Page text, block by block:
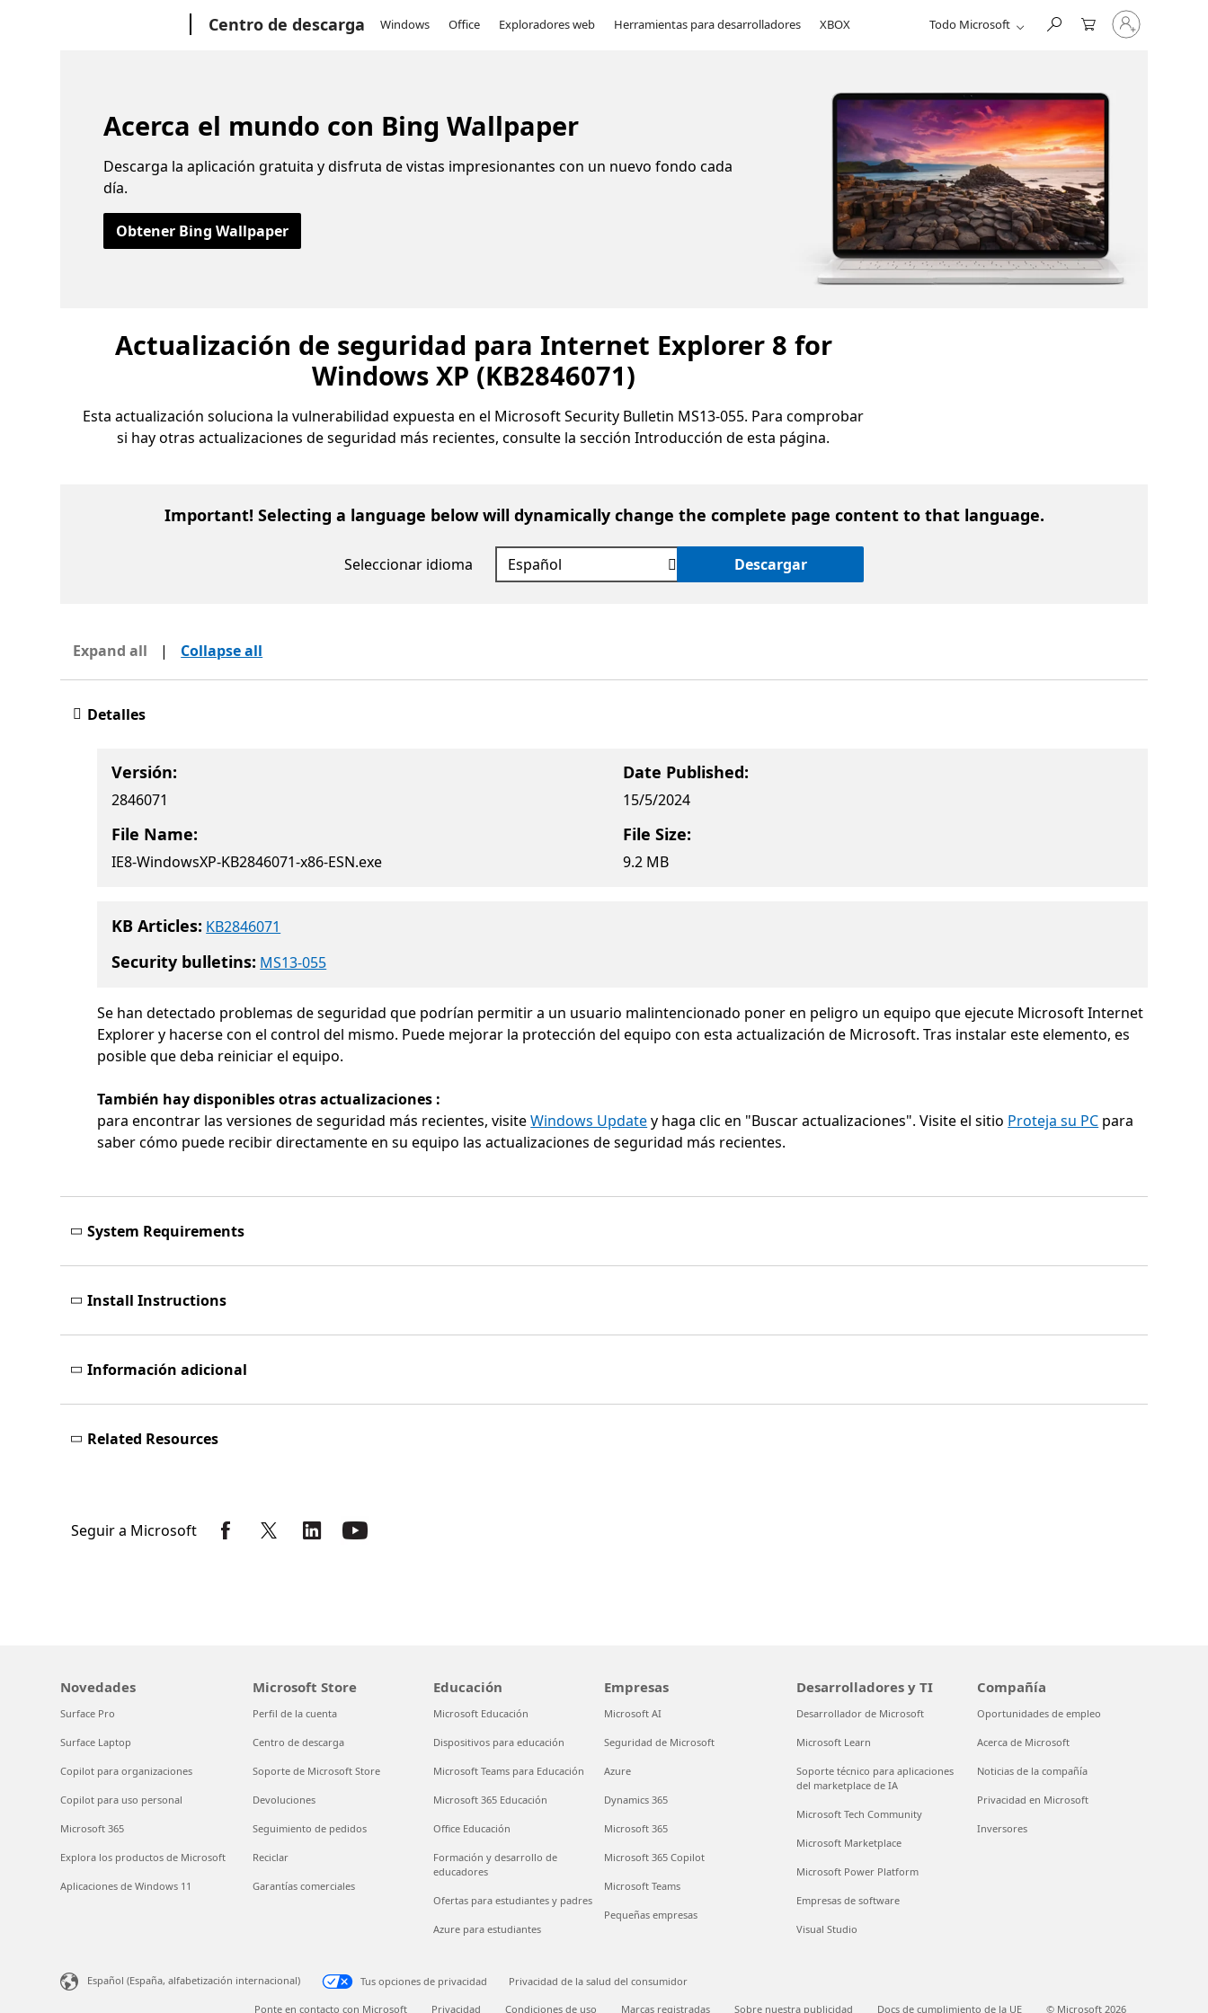
Centro de descarga Windows Office Exploradores web Herramientas para desarrolladores XBOX Todo Microsoft
Iniciar
sesión
Acerca el mundo con Bing Wallpaper
Descarga la aplicación gratuita y disfruta de vistas impresionantes con un nuevo fondo cada
día.
Obtener Bing Wallpaper
Actualización de seguridad para Internet Explorer 8 for
Windows XP (KB2846071)
Esta actualización soluciona la vulnerabilidad expuesta en el Microsoft Security Bulletin MS13-055. Para comprobar
si hay otras actualizaciones de seguridad más recientes, consulte la sección Introducción de esta página.
Important! Selecting a language below will dynamically change the complete page content to that language.
Seleccionar idioma Descargar
Expand all | Collapse all
Detalles
Versión:
2846071
Date Published:
15/5/2024
File Name:
IE8-WindowsXP-KB2846071-x86-ESN.exe
File Size:
9.2 MB
KB Articles: KB2846071
Security bulletins: MS13-055
Se han detectado problemas de seguridad que podrían permitir a un usuario malintencionado poner en peligro un equipo que ejecute Microsoft Internet
Explorer y hacerse con el control del mismo. Puede mejorar la protección del equipo con esta actualización de Microsoft. Tras instalar este elemento, es
posible que deba reiniciar el equipo.
También hay disponibles otras actualizaciones :
para encontrar las versiones de seguridad más recientes, visiteWindows Updatey haga clic en "Buscar actualizaciones". Visite el sitio Proteja su PC para
saber cómo puede recibir directamente en su equipo las actualizaciones de seguridad más recientes.
System Requirements
Install Instructions
Información adicional
Related Resources
Seguir a Microsoft
Novedades
Surface Pro
Surface Laptop
Copilot para organizaciones
Copilot para uso personal
Microsoft 365
Explora los productos de Microsoft
Aplicaciones de Windows 11
Microsoft Store
Perfil de la cuenta
Centro de descarga
Soporte de Microsoft Store
Devoluciones
Seguimiento de pedidos
Reciclar
Garantías comerciales
Educación
Microsoft Educación
Dispositivos para educación
Microsoft Teams para Educación
Microsoft 365 Educación
Office Educación
Formación y desarrollo de
educadores
Ofertas para estudiantes y padres
Azure para estudiantes
Empresas
Microsoft AI
Seguridad de Microsoft
Azure
Dynamics 365
Microsoft 365
Microsoft 365 Copilot
Microsoft Teams
Pequeñas empresas
Desarrolladores y TI
Desarrollador de Microsoft
Microsoft Learn
Soporte técnico para aplicaciones
del marketplace de IA
Microsoft Tech Community
Microsoft Marketplace
Microsoft Power Platform
Empresas de software
Visual Studio
Compañía
Oportunidades de empleo
Acerca de Microsoft
Noticias de la compañía
Privacidad en Microsoft
Inversores
Español (España, alfabetización internacional) Tus opciones de privacidad Privacidad de la salud del consumidor
Ponte en contacto con Microsoft Privacidad Condiciones de uso Marcas registradas Sobre nuestra publicidad Docs de cumplimiento de la UE © Microsoft 2026